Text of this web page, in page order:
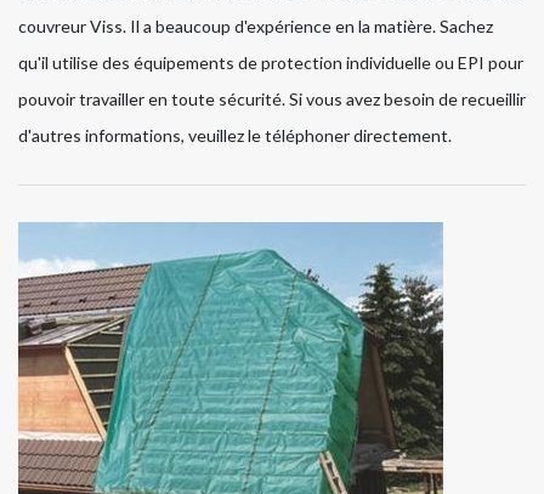
couvreur Viss. Il a beaucoup d'expérience en la matière. Sachez
qu'il utilise des équipements de protection individuelle ou EPI pour
pouvoir travailler en toute sécurité. Si vous avez besoin de recueillir
d'autres informations, veuillez le téléphoner directement.